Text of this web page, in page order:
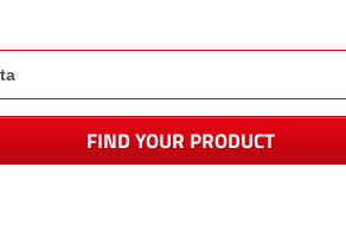
FIND YOUR PRODUCT